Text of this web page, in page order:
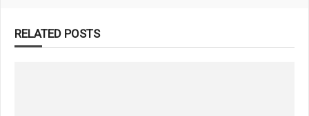
RELATED POSTS